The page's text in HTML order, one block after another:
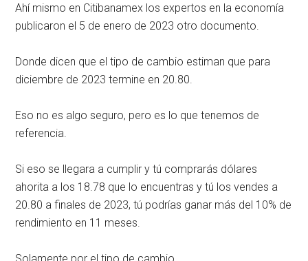
Ahí mismo en Citibanamex los expertos en la economía
publicaron el 5 de enero de 2023 otro documento.
Donde dicen que el tipo de cambio estiman que para
diciembre de 2023 termine en 20.80.
Eso no es algo seguro, pero es lo que tenemos de
referencia.
Si eso se llegara a cumplir y tú comprarás dólares
ahorita a los 18.78 que lo encuentras y tú los vendes a
20.80 a finales de 2023, tú podrías ganar más del 10% de
rendimiento en 11 meses.